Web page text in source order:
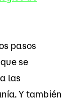
pasos
se
las
Y también